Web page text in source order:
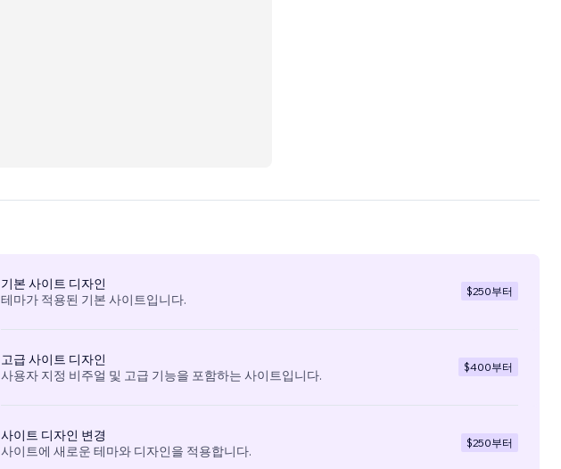
기본 사이트 디자인
테마가 적용된 기본 사이트입니다.
$250부터
고급 사이트 디자인
사용자 지정 비주얼 및 고급 기능을 포함하는 사이트입니다.
$400부터
사이트 디자인 변경
사이트에 새로운 테마와 디자인을 적용합니다.
$250부터